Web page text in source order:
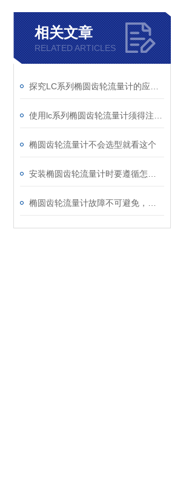
相关文章
RELATED ARTICLES
椭圆齿轮流量计不会选型就看这个